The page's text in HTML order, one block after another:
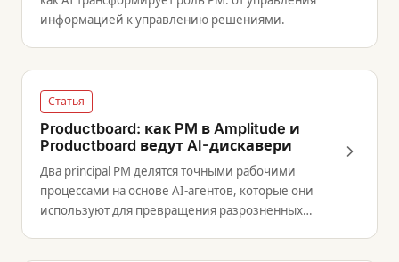
информацией к управлению решениями.
Статья
Productboard: как PM в Amplitude и
Productboard ведут AI-дискавери
Два principal PM делятся точными рабочими
процессами на основе AI-агентов, которые они
используют для превращения разрозненных